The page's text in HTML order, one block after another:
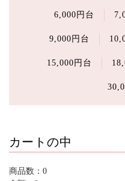
6,000円台
9,000円台
15,000円台
カートの中
商品数：0